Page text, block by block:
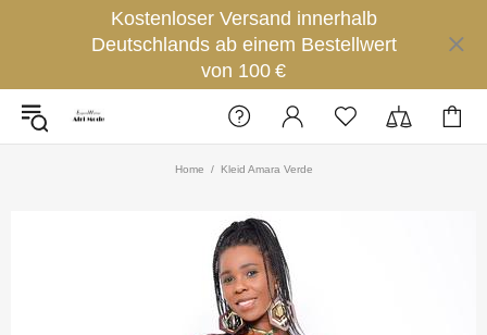
Kostenloser Versand innerhalb
Deutschlands ab einem Bestellwert
von 100 €
Home Kleid Amara Verde